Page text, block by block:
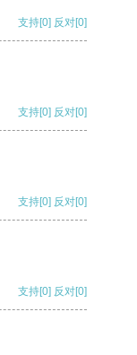
支持[0] 反对[0]
支持[0] 反对[0]
支持[0] 反对[0]
支持[0] 反对[0]